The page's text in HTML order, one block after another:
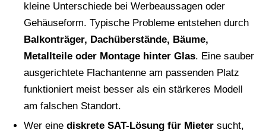
kleine Unterschiede bei Werbeaussagen oder
Gehäuseform. Typische Probleme entstehen durch
Balkonträger, Dachüberstände, Bäume,
Metallteile oder Montage hinter Glas. Eine sauber
ausgerichtete Flachantenne am passenden Platz
funktioniert meist besser als ein stärkeres Modell
am falschen Standort.
Wer eine diskrete SAT-Lösung für Mieter sucht,